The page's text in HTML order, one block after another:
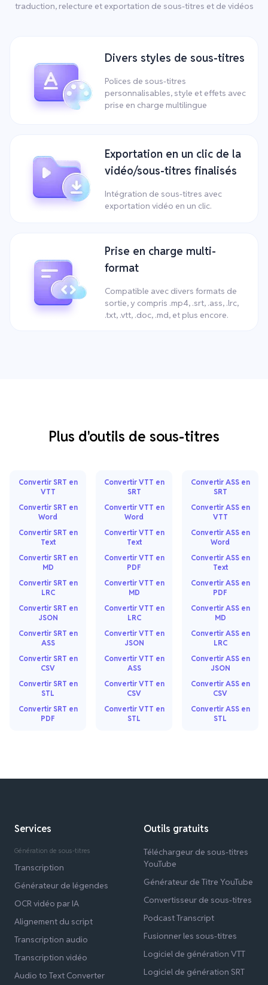
traduction, relecture et exportation de sous-titres et de vidéos
Divers styles de sous-titres
Polices de sous-titres
personnalisables, style et effets avec
prise en charge multilingue
Exportation en un clic de la
vidéo/sous-titres finalisés
Intégration de sous-titres avec
exportation vidéo en un clic.
Prise en charge multi-
format
Compatible avec divers formats de
sortie, y compris .mp4, .srt, .ass, .lrc,
.txt, .vtt, .doc, .md, et plus encore.
Plus d'outils de sous-titres
Convertir SRT en
VTT
Convertir SRT en
Word
Convertir SRT en
Text
Convertir SRT en
MD
Convertir SRT en
LRC
Convertir SRT en
JSON
Convertir SRT en
ASS
Convertir SRT en
CSV
Convertir SRT en
STL
Convertir SRT en
PDF
Convertir VTT en
SRT
Convertir VTT en
Word
Convertir VTT en
Text
Convertir VTT en
PDF
Convertir VTT en
MD
Convertir VTT en
LRC
Convertir VTT en
JSON
Convertir VTT en
ASS
Convertir VTT en
CSV
Convertir VTT en
STL
Convertir ASS en
SRT
Convertir ASS en
VTT
Convertir ASS en
Word
Convertir ASS en
Text
Convertir ASS en
PDF
Convertir ASS en
MD
Convertir ASS en
LRC
Convertir ASS en
JSON
Convertir ASS en
CSV
Convertir ASS en
STL
Services
Génération de sous-titres
Transcription
Générateur de légendes
OCR vidéo par IA
Alignement du script
Transcription audio
Transcription vidéo
Audio to Text Converter
Outils gratuits
Téléchargeur de sous-titres
YouTube
Générateur de Titre YouTube
Convertisseur de sous-titres
Podcast Transcript
Fusionner les sous-titres
Logiciel de génération VTT
Logiciel de génération SRT